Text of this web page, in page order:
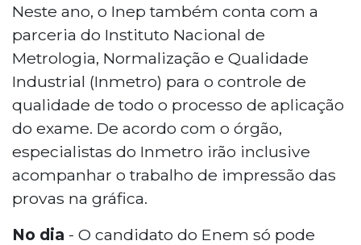
Neste ano, o Inep também conta com a
parceria do Instituto Nacional de
Metrologia, Normalização e Qualidade
Industrial (Inmetro) para o controle de
qualidade de todo o processo de aplicação
do exame. De acordo com o órgão,
especialistas do Inmetro irão inclusive
acompanhar o trabalho de impressão das
provas na gráfica.
No dia - O candidato do Enem só pode